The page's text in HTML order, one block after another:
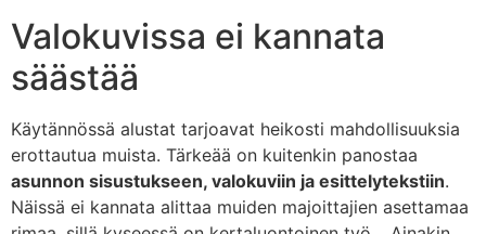
Valokuvissa ei kannata
säästää
Käytännössä alustat tarjoavat heikosti mahdollisuuksia
erottautua muista. Tärkeää on kuitenkin panostaa
asunnon sisustukseen, valokuviin ja esittelytekstiin.
Näissä ei kannata alittaa muiden majoittajien asettamaa